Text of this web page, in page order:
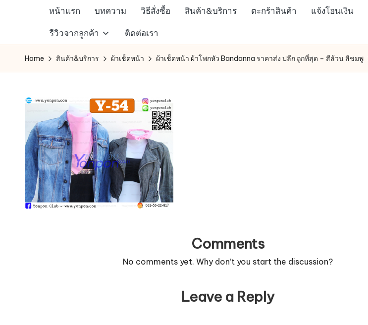
content
สรรพ
สินค้า
ออนไลน์
คน
การ
ช็อป
หน้าแรก บทความ วิธีสั่งซื้อ สินค้า&บริการ ตะกร้าสินค้า แจ้งโอนเงิน
รีวิวจากลูกค้า ติดต่อเรา
Home สินค้า&บริการ ผ้าเช็ดหน้า ผ้าเช็ดหน้า ผ้าโพกหัว Bandanna ราคาส่ง ปลีก ถูกที่สุด – สีล้วน สีชมพู
Comments
No comments yet. Why don’t you start the discussion?
Leave a Reply